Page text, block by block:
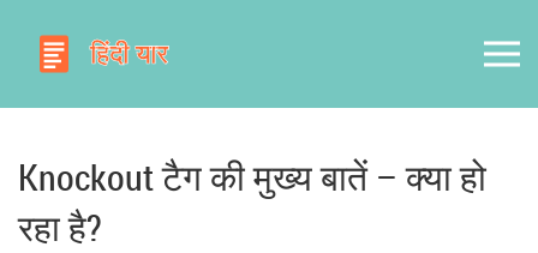
Knockout टैग की मुख्य बातें – क्या हो
रहा है?